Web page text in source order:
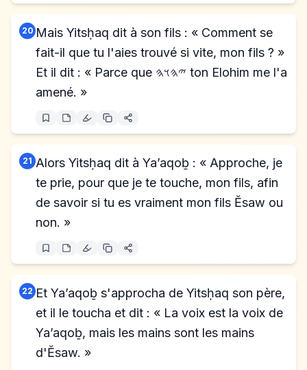
20 Mais Yitsḥaq dit à son fils : « Comment se
fait-il que tu l'aies trouvé si vite, mon fils ? »
Et il dit : « Parce que 𐤉𐤄𐤅𐤄 ton Elohim me l'a
amené. »
21 Alors Yitsḥaq dit à Ya’aqoḇ : « Approche, je
te prie, pour que je te touche, mon fils, afin
de savoir si tu es vraiment mon fils Ĕsaw ou
non. »
22 Et Ya’aqoḇ s'approcha de Yitsḥaq son père,
et il le toucha et dit : « La voix est la voix de
Ya’aqoḇ, mais les mains sont les mains
d'Ĕsaw. »